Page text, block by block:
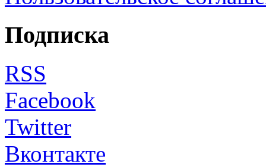
Подписка
RSS
Facebook
Twitter
Вконтакте